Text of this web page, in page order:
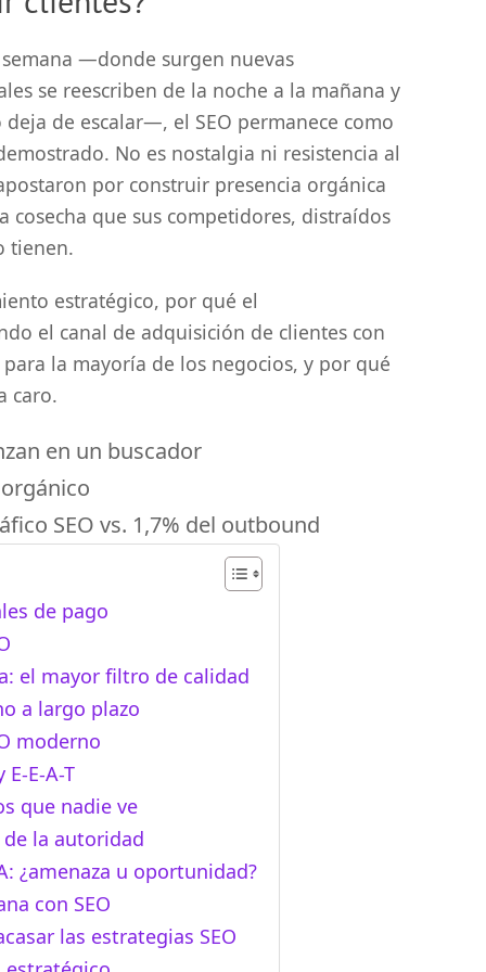
—donde surgen nuevas
se reescriben de la noche a la mañana y
de escalar—, el SEO permanece como
No es nostalgia ni resistencia al
por construir presencia orgánica
cosecha que sus competidores, distraídos
tienen.
estratégico, por qué el
el canal de adquisición de clientes con
la mayoría de los negocios, y por qué
caro.
en un buscador
SEO vs. 1,7% del outbound
de pago
el mayor filtro de calidad
a largo plazo
moderno
E-A-T
que nadie ve
la autoridad
¿amenaza u oportunidad?
con SEO
las estrategias SEO